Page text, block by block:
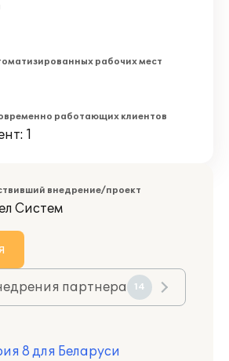
рабочих мест
работающих клиентов
1
внедрение/проект
Систем
партнера 14
8 для Беларуси